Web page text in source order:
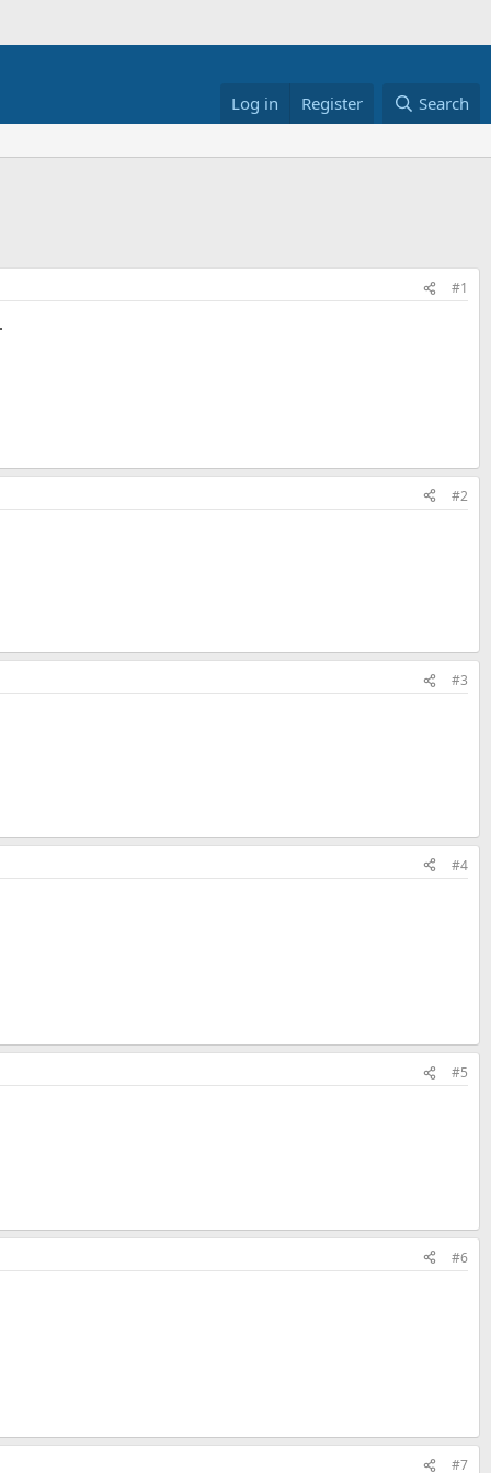
Log in Register Search
#1
#2
#3
#4
#5
#6
#7